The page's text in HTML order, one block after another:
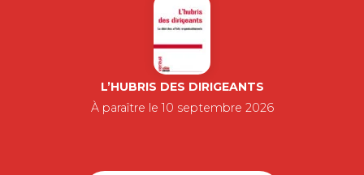
L’HUBRIS DES DIRIGEANTS
À paraître le 10 septembre 2026